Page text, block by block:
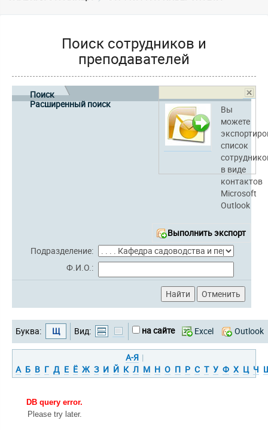
Поиск сотрудников и
преподавателей
Вы
можете
список
в виде
контактов
Microsoft
Outlook
Выполнить экспорт
Поиск
Расширенный поиск
Подразделение:
Ф.И.О.:
Буква: Щ Вид: на сайте Excel Outlook
А-Я |
А Б В Г Д Е Ё Ж З И Й К Л М Н О П Р С Т У Ф Х Ц Ч
DB query error.
Please try later.